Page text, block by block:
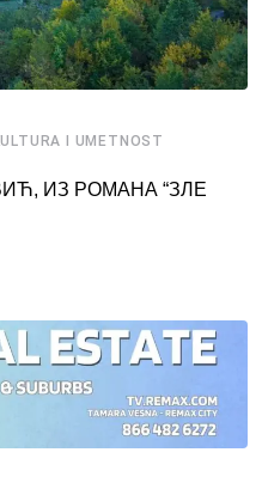
I UMETNOST
ИЗ РОМАНА “ЗЛЕ